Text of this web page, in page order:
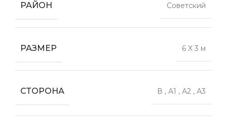
РАЙОН Советский
РАЗМЕР 6 X 3 м
СТОРОНА В , А1 , А2 , А3